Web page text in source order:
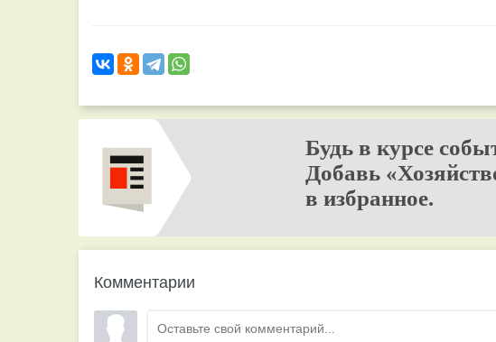
Будь в курсе
Добавь
в избранное.
Комментарии